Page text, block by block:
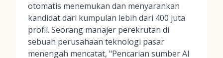
otomatis menemukan dan menyarankan
kandidat dari kumpulan lebih dari 400 juta
profil. Seorang manajer perekrutan di
sebuah perusahaan teknologi pasar
menengah mencatat, "Pencarian sumber AI